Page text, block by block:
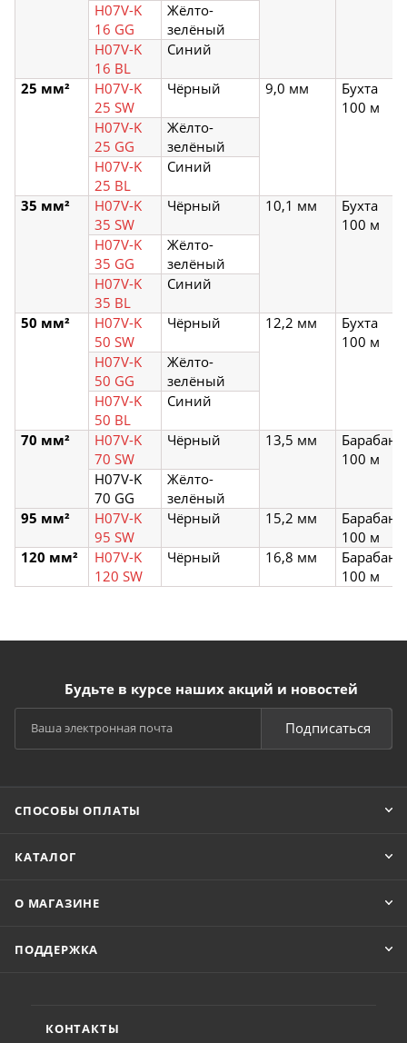
H07V-K
16 GG
Жёлто-
зелёный
H07V-K
16 BL
Синий
25 мм²
H07V-K
25 SW
Чёрный 9,0 мм
Бухта
100 м
H07V-K
25 GG
Жёлто-
зелёный
H07V-K
25 BL
Синий
35 мм²
H07V-K
35 SW
Чёрный 10,1 мм
Бухта
100 м
H07V-K
35 GG
Жёлто-
зелёный
H07V-K
35 BL
Синий
50 мм²
H07V-K
50 SW
Чёрный 12,2 мм
Бухта
100 м
H07V-K
50 GG
Жёлто-
зелёный
H07V-K
50 BL
Синий
70 мм²
H07V-K
70 SW
Чёрный 13,5 мм
Барабан
100 м
H07V-K
70 GG
Жёлто-
зелёный
95 мм²
H07V-K
95 SW
Чёрный 15,2 мм
Барабан
100 м
120 мм²
H07V-K
120 SW
Чёрный 16,8 мм
Барабан
100 м
Будьте в курсе наших акций и новостей
Подписаться
СПОСОБЫ ОПЛАТЫ
КАТАЛОГ
О МАГАЗИНЕ
ПОДДЕРЖКА
КОНТАКТЫ